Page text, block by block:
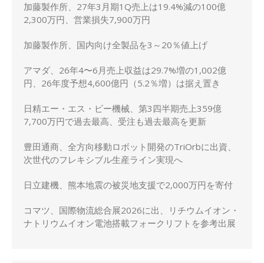
加藤製作所、27年3月期1Q売上は19.4%減の100億
2,300万円、営業損失7,900万円
加藤製作所、国内向け全製品を3～20％値上げ
アマダ、26年4〜6月売上収益は29.7%増の1,002億
円、26年度予想4,600億円（5.2％増）は据え置き
日精エー・エス・ビー機械、第3四半期売上359億
7,700万円で過去最高、受注も過去最高を更新
豊田通商、全方向移動ロボット開発のTriOrbに出資、
次世代のフレキシブル生産ライン実現へ
日立建機、熊本地震の被災地支援で2,000万円を寄付
コマツ、国際物流総合展2026に出、リチウムイオン・
ナトリウムイオン電池搭載フォークリフトを参考出展